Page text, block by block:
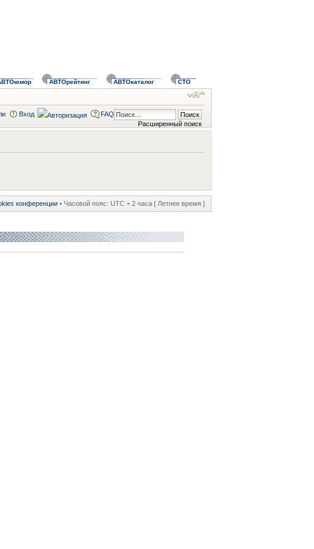
АВТОрейтинг АВТОкаталог СТО
Расширенный поиск
Вход FAQ
конференции • Часовой пояс: UTC + 2 часа [ Летнее время ]